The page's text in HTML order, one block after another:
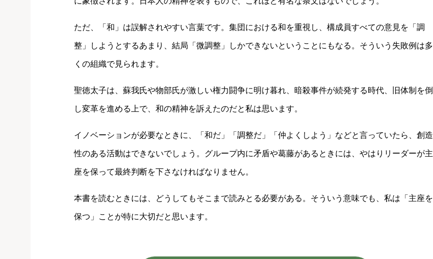
ただ、「和」は誤解されやすい言葉です。集団における和を重視し、構成員すべての意見を「調
整」しようとするあまり、結局「微調整」しかできないということにもなる。そういう失敗例は多
くの組織で見られます。
聖徳太子は、蘇我氏や物部氏が激しい権力闘争に明け暮れ、暗殺事件が続発する時代、旧体制を倒
し変革を進める上で、和の精神を訴えたのだと私は思います。
イノベーションが必要なときに、「和だ」「調整だ」「仲よくしよう」などと言っていたら、創造
性のある活動はできないでしょう。グループ内に矛盾や葛藤があるときには、やはりリーダーが主
座を保って最終判断を下さなければなりません。
本書を読むときには、どうしてもそこまで読みとる必要がある。そういう意味でも、私は「主座を
保つ」ことが特に大切だと思います。